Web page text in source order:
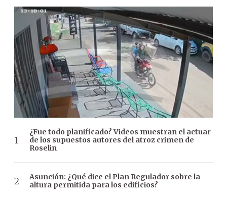
¿Fue todo planificado? Videos muestran el actuar
de los supuestos autores del atroz crimen de
Roselin
Asunción: ¿Qué dice el Plan Regulador sobre la
altura permitida para los edificios?